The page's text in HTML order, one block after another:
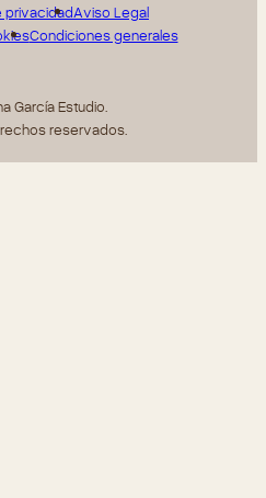
privacidadAviso Legal
Condiciones generales
García Estudio.
reservados.